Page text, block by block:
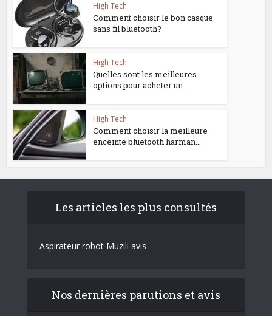
High Tech
Comment choisir le bon casque
sans fil bluetooth?
High Tech
Quelles sont les meilleures
options pour acheter un...
High Tech
Comment choisir la meilleure
enceinte bluetooth harman...
Les articles les plus consultés
Aspirateur robot Muzili avis
Nos dernières parutions et avis